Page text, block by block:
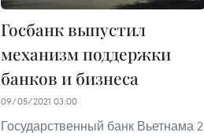
Госбанк выпустил
механизм поддержки
банков и бизнеса
09/05/2021 03:00
Государственный банк Вьетнама 2